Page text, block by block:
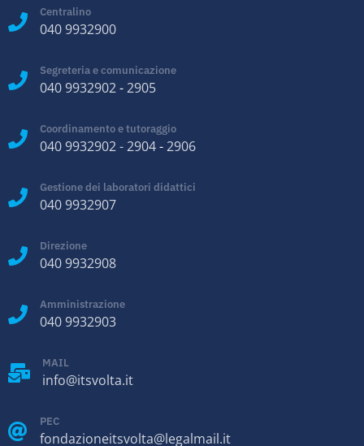
Centralino
040 9932900
Segreteria e comunicazione
040 9932902-2905
Coordinamento e tutoraggio
040 9932902-2904-2906
Gestione dei laboratori didattici
040 9932907
Direzione
040 9932908
Amministrazione
040 9932903
MAIL
info@itsvolta.it
PEC
fondazioneitsvolta@legalmail.it